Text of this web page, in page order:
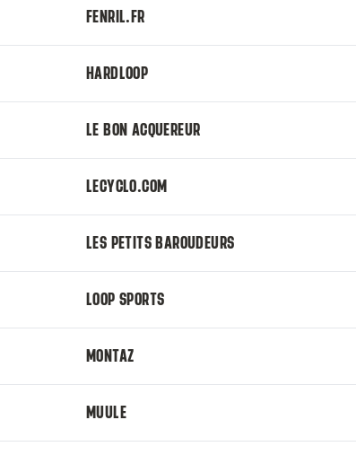
FENRIL.FR
HARDLOOP
LE BON ACQUEREUR
LECYCLO.COM
LES PETITS BAROUDEURS
LOOP SPORTS
MONTAZ
MUULE